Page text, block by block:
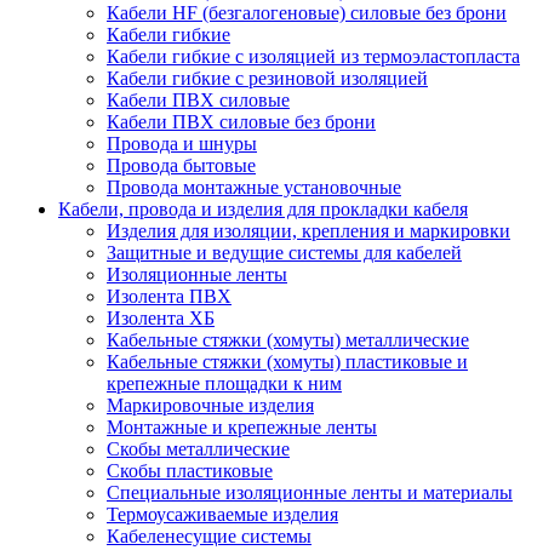
Кабели HF (безгалогеновые) силовые без брони
Кабели гибкие
Кабели гибкие с изоляцией из термоэластопласта
Кабели гибкие с резиновой изоляцией
Кабели ПВХ силовые
Кабели ПВХ силовые без брони
Провода и шнуры
Провода бытовые
Провода монтажные установочные
Кабели, провода и изделия для прокладки кабеля
Изделия для изоляции, крепления и маркировки
Защитные и ведущие системы для кабелей
Изоляционные ленты
Изолента ПВХ
Изолента ХБ
Кабельные стяжки (хомуты) металлические
Кабельные стяжки (хомуты) пластиковые и
крепежные площадки к ним
Маркировочные изделия
Монтажные и крепежные ленты
Скобы металлические
Скобы пластиковые
Специальные изоляционные ленты и материалы
Термоусаживаемые изделия
Кабеленесущие системы